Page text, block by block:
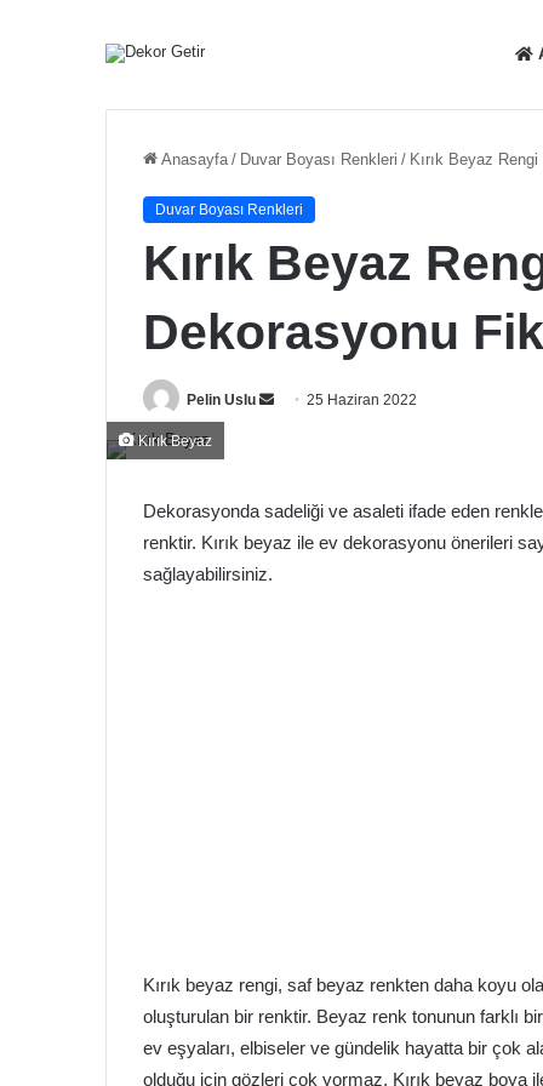
Anasayfa / Duvar Boyası Renkleri / Kırık Beyaz
Duvar Boyası Renkleri
Kırık Beyaz
Dekorasyonu
Pelin Uslu
Bir
25 Haziran 2022
Kırık Beyaz
Dekorasyonda sadeliği ve asaleti ifade eden
renktir. Kırık beyaz ile ev dekorasyonu önerileri
sağlayabilirsiniz.
Kırık beyaz rengi, saf beyaz renkten daha koyu
oluşturulan bir renktir. Beyaz renk tonunun farklı
ev eşyaları, elbiseler ve gündelik hayatta bir çok
olduğu için gözleri çok yormaz. Kırık beyaz boya